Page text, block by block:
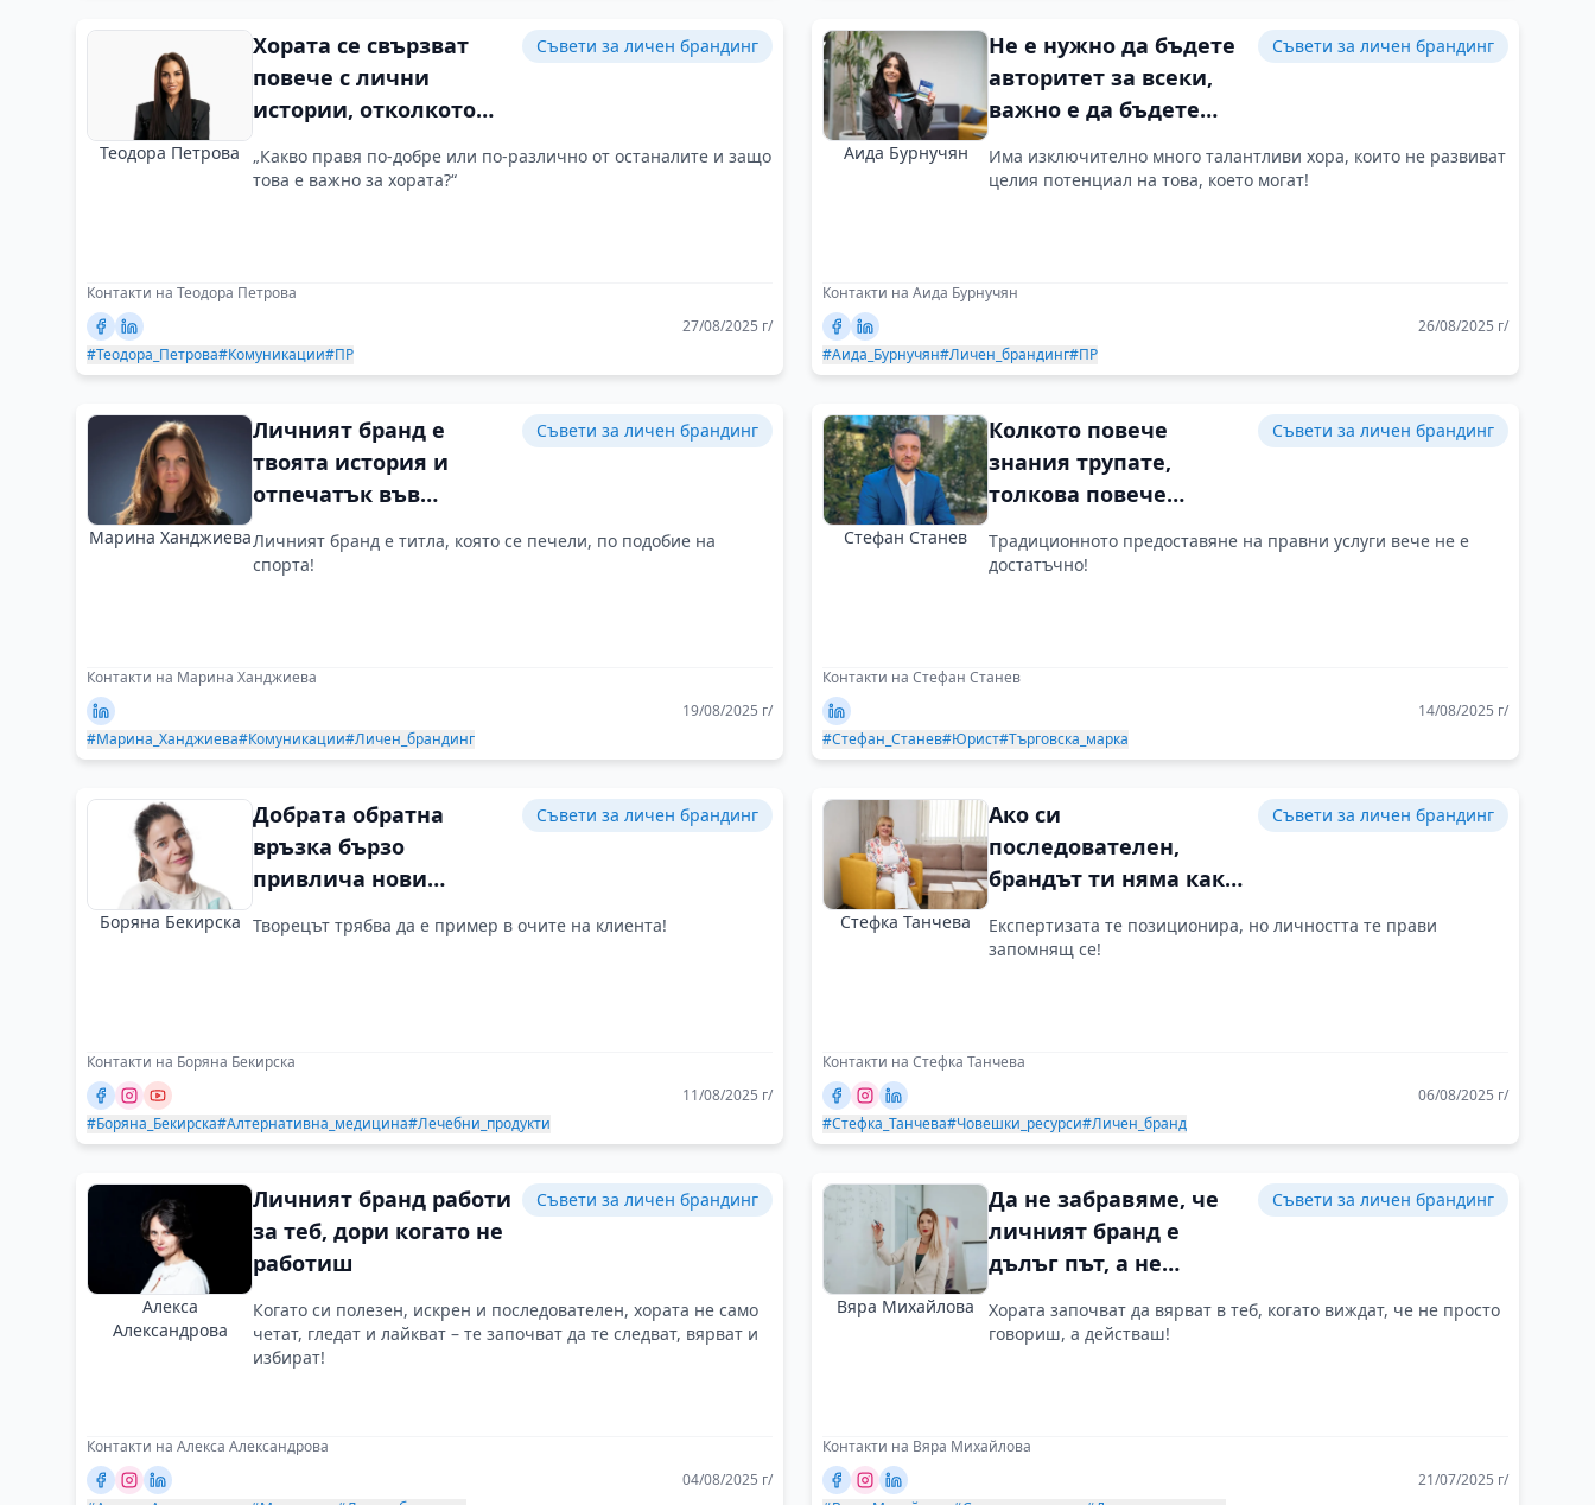
Теодора Петрова
Хората се свързват
повече с лични
истории, отколкото
Съвети за личен брандинг
„Какво правя по-добре или по-различно от останалите и защо
това е важно за хората?“
Контакти на Теодора Петрова
27/08/2025 г/
#Теодора_Петрова#Комуникации#ПР
Аида Бурнучян
Не е нужно да бъдете
авторитет за всеки,
важно е да бъдете
ви разпознават и
Съвети за личен брандинг
Има изключително много талантливи хора, които не развиват
целия потенциал на това, което могат!
Контакти на Аида Бурнучян
26/08/2025 г/
#Аида_Бурнучян#Личен_брандинг#ПР
Марина Ханджиева
Личният бранд е
твоята история и
отпечатък във
Съвети за личен брандинг
Личният бранд е титла, която се печели, по подобие на
спорта!
Контакти на Марина Ханджиева
19/08/2025 г/
#Марина_Ханджиева#Комуникации#Личен_брандинг
Стефан Станев
Колкото повече
знания трупате,
толкова повече
да решавате
Съвети за личен брандинг
Tрадиционното предоставяне на правни услуги вече не е
достатъчно!
Контакти на Стефан Станев
14/08/2025 г/
#Стефан_Станев#Юрист#Търговска_марка
Боряна Бекирска
Добрата обратна
връзка бързо
привлича нови
Съвети за личен брандинг
Творецът трябва да е пример в очите на клиента!
Контакти на Боряна Бекирска
11/08/2025 г/
#Боряна_Бекирска#Алтернативна_медицина#Лечебни_продукти
Стефка Танчева
Ако си
последователен,
брандът ти няма как
Съвети за личен брандинг
Експертизата те позиционира, но личността те прави
запомнящ се!
Контакти на Стефка Танчева
06/08/2025 г/
#Стефка_Танчева#Човешки_ресурси#Личен_бранд
Алекса
Александрова
Личният бранд работи
за теб, дори когато не
работиш
Съвети за личен брандинг
Когато си полезен, искрен и последователен, хората не само
четат, гледат и лайкват – те започват да те следват, вярват и
избират!
Контакти на Алекса Александрова
04/08/2025 г/
Вяра Михайлова
Да не забравяме, че
личният бранд е
дълъг път, а не
Съвети за личен брандинг
Хората започват да вярват в теб, когато виждат, че не просто
говориш, а действаш!
Контакти на Вяра Михайлова
21/07/2025 г/